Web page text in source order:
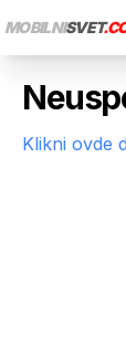
MOBILNISVET
Klikni ovde